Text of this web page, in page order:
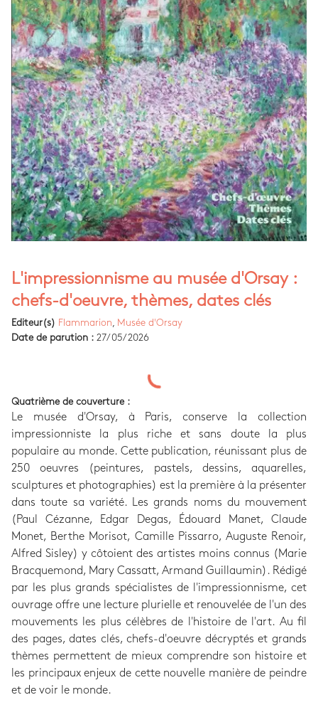
L'impressionnisme au musée d'Orsay :
chefs-d'oeuvre, thèmes, dates clés
Editeur(s) Flammarion
Musée d'Orsay
Date de parution : 27/05/2026
Quatrième de couverture :
Le musée d'Orsay, à Paris, conserve la collection
impressionniste la plus riche et sans doute la plus
populaire au monde. Cette publication, réunissant plus de
250 oeuvres (peintures, pastels, dessins, aquarelles,
sculptures et photographies) est la première à la présenter
dans toute sa variété. Les grands noms du mouvement
(Paul Cézanne, Edgar Degas, Édouard Manet, Claude
Monet, Berthe Morisot, Camille Pissarro, Auguste Renoir,
Alfred Sisley) y côtoient des artistes moins connus (Marie
Bracquemond, Mary Cassatt, Armand Guillaumin). Rédigé
par les plus grands spécialistes de l'impressionnisme, cet
ouvrage offre une lecture plurielle et renouvelée de l'un des
mouvements les plus célèbres de l'histoire de l'art. Au fil
des pages, dates clés, chefs-d'oeuvre décryptés et grands
thèmes permettent de mieux comprendre son histoire et
les principaux enjeux de cette nouvelle manière de peindre
et de voir le monde.